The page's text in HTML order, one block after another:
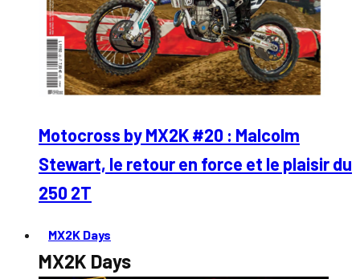
Motocross by MX2K #20 : Malcolm
Stewart, le retour en force et le plaisir du
250 2T
MX2K Days
MX2K Days